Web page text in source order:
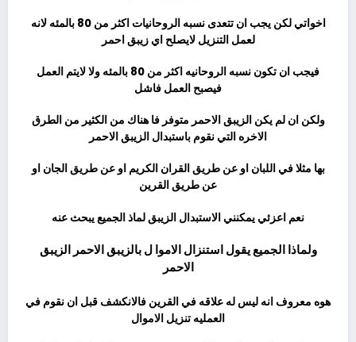
اخواتي لكن يجب ان تتعدى نسبه الروحانيات اكثر من 80 بالمئه لانه
لعمل التنزيل لايصلح اي زيبق احمر
فيجب ان تكون نسبه الروحانيه اكثر من 80 بالمئه ولا لايتم العمل
فيصبح العمل فاشل
ولكن ان لم يكن الزيبق الاحمر متوفر فا هناك من الكثير من الطرق
الاخره التي نقوم باستبدال الزيبق الاحمر
بها مثلا في اللبان او عن طريق القران الكريم او عن طريق الجان او
عن طريق القرين
نعم اعزئي يمكنني الاستبدال الزيبق لماذ الجميع يبحث عنه
ولماذا الجميع يقول استنزال الاموا ل بالزيبق الاحمر الزيبق
الاحمر
هوه معروف انه ليس له علاقه في القرين فالانكشف قبل ان نقوم في
العمليه تنزيل الاموال